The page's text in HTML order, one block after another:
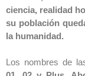
ciencia, realidad
su población
la humanidad.
Los nombres de